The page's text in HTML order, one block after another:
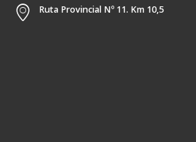
Ruta Provincial Nº 11. Km 10,5